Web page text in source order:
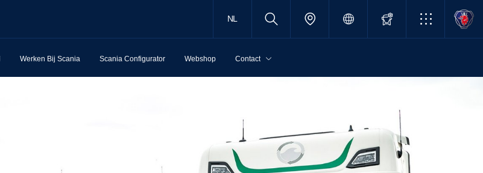
NL
Werken Bij Scania Scania Configurator Webshop Contact